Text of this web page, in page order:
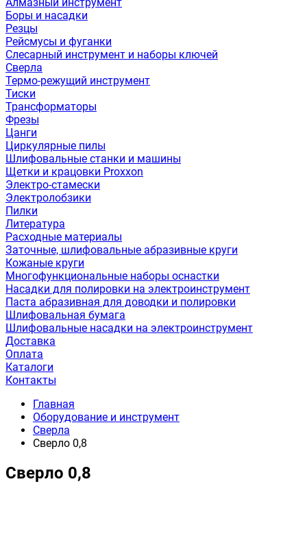
Боры и насадки
Резцы
Рейсмусы и фуганки
Слесарный инструмент и наборы ключей
Сверла
Термо-режущий инструмент
Тиски
Трансформаторы
Фрезы
Цанги
Циркулярные пилы
Шлифовальные станки и машины
Щетки и крацовки Proxxon
Электро-стамески
Электролобзики
Пилки
Литература
Расходные материалы
Заточные, шлифовальные абразивные круги
Кожаные круги
Многофункциональные наборы оснастки
Насадки для полировки на электроинструмент
Паста абразивная для доводки и полировки
Шлифовальная бумага
Шлифовальные насадки на электроинструмент
Доставка
Оплата
Каталоги
Контакты
Главная
Оборудование и инструмент
Сверла
Сверло 0,8
Сверло 0,8